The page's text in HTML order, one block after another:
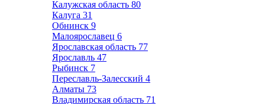
Калужская область 80
Калуга 31
Обнинск 9
Малоярославец 6
Ярославская область 77
Ярославль 47
Рыбинск 7
Переславль-Залесский 4
Алматы 73
Владимирская область 71